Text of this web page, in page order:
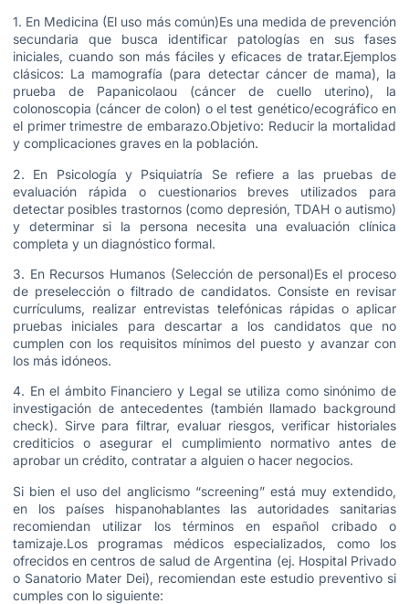
1. En Medicina (El uso más común)Es una medida de prevención
secundaria que busca identificar patologías en sus fases
iniciales, cuando son más fáciles y eficaces de tratar.Ejemplos
clásicos: La mamografía (para detectar cáncer de mama), la
prueba de Papanicolaou (cáncer de cuello uterino), la
colonoscopia (cáncer de colon) o el test genético/ecográfico en
el primer trimestre de embarazo.Objetivo: Reducir la mortalidad
y complicaciones graves en la población.
2. En Psicología y Psiquiatría Se refiere a las pruebas de
evaluación rápida o cuestionarios breves utilizados para
detectar posibles trastornos (como depresión, TDAH o autismo)
y determinar si la persona necesita una evaluación clínica
completa y un diagnóstico formal.
3. En Recursos Humanos (Selección de personal)Es el proceso
de preselección o filtrado de candidatos. Consiste en revisar
currículums, realizar entrevistas telefónicas rápidas o aplicar
pruebas iniciales para descartar a los candidatos que no
cumplen con los requisitos mínimos del puesto y avanzar con
los más idóneos.
4. En el ámbito Financiero y Legal se utiliza como sinónimo de
investigación de antecedentes (también llamado background
check). Sirve para filtrar, evaluar riesgos, verificar historiales
crediticios o asegurar el cumplimiento normativo antes de
aprobar un crédito, contratar a alguien o hacer negocios.
Si bien el uso del anglicismo “screening” está muy extendido,
en los países hispanohablantes las autoridades sanitarias
recomiendan utilizar los términos en español cribado o
tamizaje.Los programas médicos especializados, como los
ofrecidos en centros de salud de Argentina (ej. Hospital Privado
o Sanatorio Mater Dei), recomiendan este estudio preventivo si
cumples con lo siguiente: